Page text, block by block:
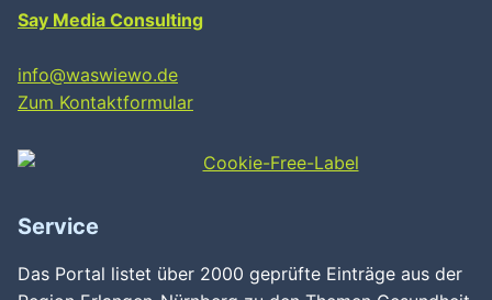
Say Media Consulting
info@waswiewo.de
Zum Kontaktformular
Service
Das Portal listet über 2000 geprüfte Einträge aus der